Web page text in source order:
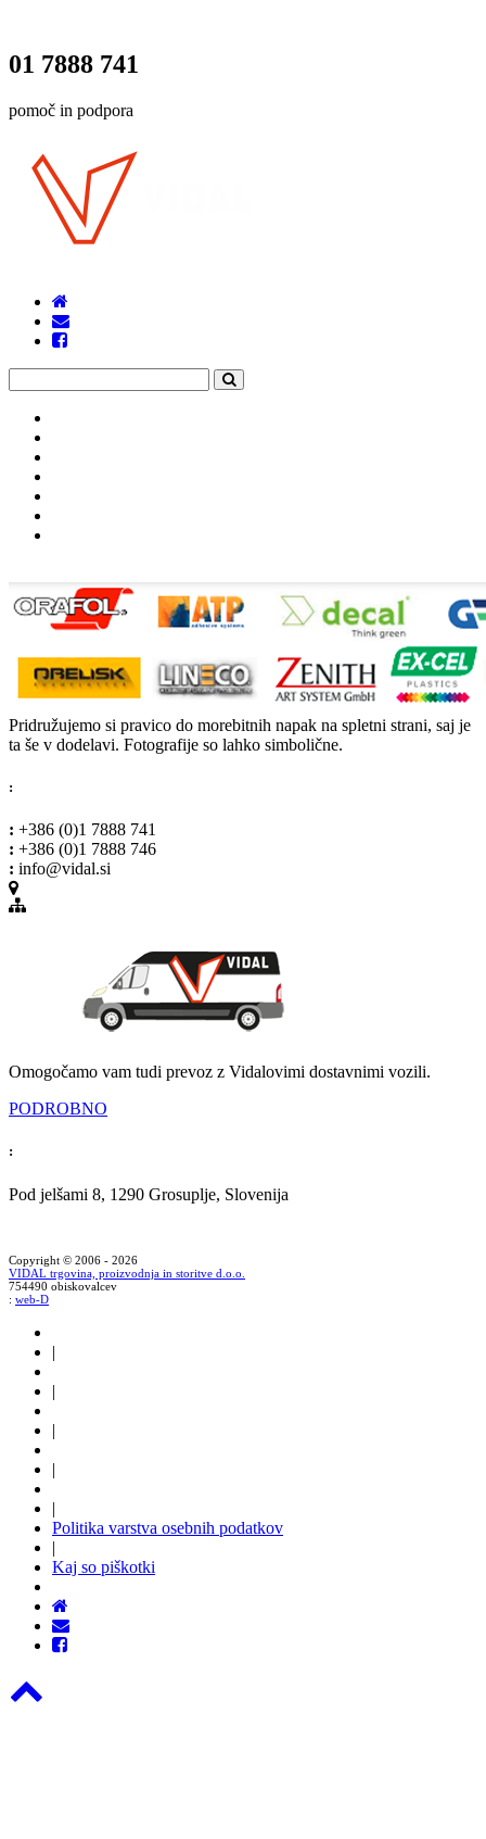
01 7888 741
pomoč in podpora
Pridružujemo si pravico do morebitnih napak na spletni strani, saj je
ta še v dodelavi. Fotografije so lahko simbolične.
:
: +386 (0)1 7888 741
: +386 (0)1 7888 746
: info@vidal.si
Omogočamo vam tudi prevoz z Vidalovimi dostavnimi vozili.
PODROBNO
:
Pod jelšami 8, 1290 Grosuplje, Slovenija
Copyright © 2006 - 2026
VIDAL trgovina, proizvodnja in storitve d.o.o.
754490 obiskovalcev
: web-D
|
|
|
|
|
Politika varstva osebnih podatkov
|
Kaj so piškotki